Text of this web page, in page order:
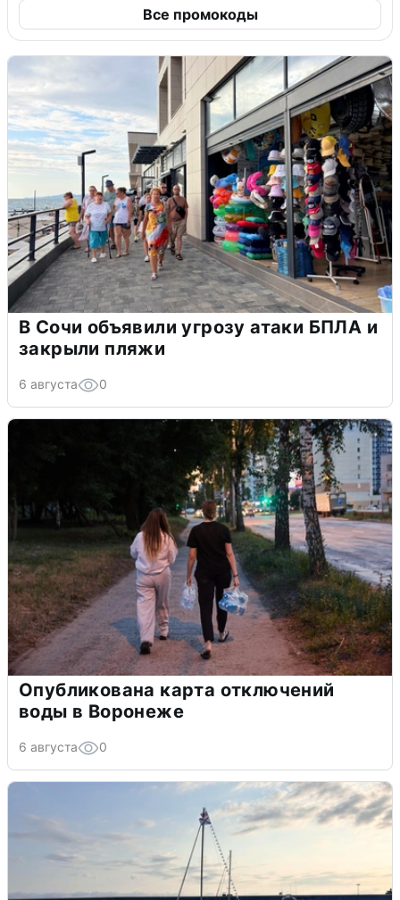
Все промокоды
В Сочи объявили угрозу атаки БПЛА и
закрыли пляжи
6 августа 0
Опубликована карта отключений
воды в Воронеже
6 августа 0